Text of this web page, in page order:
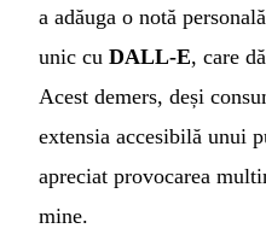
a adăuga o notă
unic cu DALL-E, care
Acest demers, deși
extensia accesibilă unui
apreciat provocarea
mine.